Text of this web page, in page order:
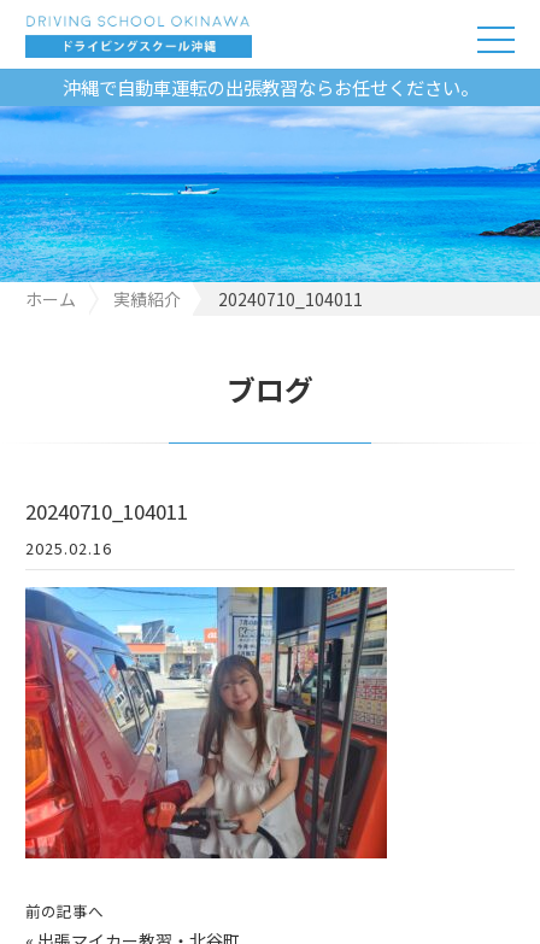
沖縄で自動車運転の出張教習ならお任せください。
ホーム 実績紹介 20240710_104011
ブログ
20240710_104011
2025.02.16
前の記事へ